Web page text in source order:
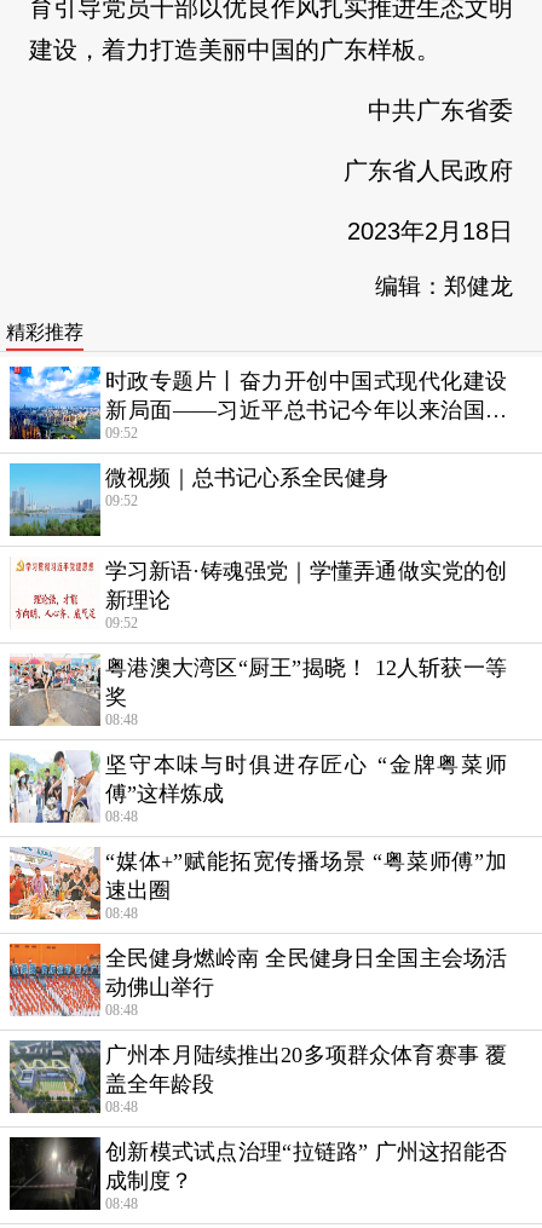
育引导党员干部以优良作风扎实推进生态文明
建设，着力打造美丽中国的广东样板。
中共广东省委
广东省人民政府
2023年2月18日
编辑：郑健龙
精彩推荐